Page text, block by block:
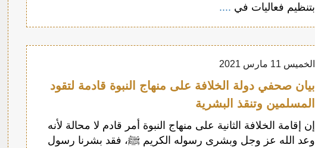
بتنظيم فعاليات في ....
الخميس 11 مارس 2021
بيان صحفي دولة الخلافة على منهاج النبوة قادمة لتقود
المسلمين وتنقذ البشرية
إن إقامة الخلافة الثانية على منهاج النبوة أمر قادم لا محالة لأنه
وعد الله عز وجل وبشرى رسوله الكريم ﷺ، فقد بشرنا رسول